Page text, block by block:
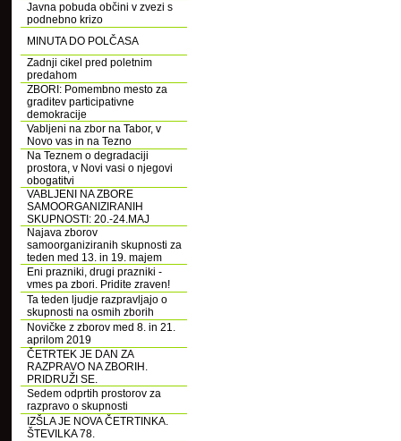
Javna pobuda občini v zvezi s
podnebno krizo
MINUTA DO POLČASA
Zadnji cikel pred poletnim
predahom
ZBORI: Pomembno mesto za
graditev participativne
demokracije
Vabljeni na zbor na Tabor, v
Novo vas in na Tezno
Na Teznem o degradaciji
prostora, v Novi vasi o njegovi
obogatitvi
VABLJENI NA ZBORE
SAMOORGANIZIRANIH
SKUPNOSTI: 20.-24.MAJ
Najava zborov
samoorganiziranih skupnosti za
teden med 13. in 19. majem
Eni prazniki, drugi prazniki -
vmes pa zbori. Pridite zraven!
Ta teden ljudje razpravljajo o
skupnosti na osmih zborih
Novičke z zborov med 8. in 21.
aprilom 2019
ČETRTEK JE DAN ZA
RAZPRAVO NA ZBORIH.
PRIDRUŽI SE.
Sedem odprtih prostorov za
razpravo o skupnosti
IZŠLA JE NOVA ČETRTINKA.
ŠTEVILKA 78.